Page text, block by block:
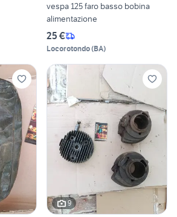
vespa 125 faro basso bobina
alimentazione
25 €
Locorotondo(BA)
9